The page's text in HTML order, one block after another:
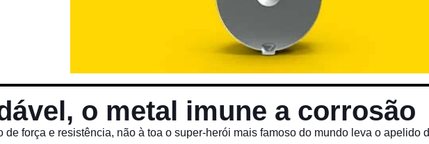
o metal imune a corrosão
de força e resistência, não à toa o super-herói mais famoso do mundo leva o apelido